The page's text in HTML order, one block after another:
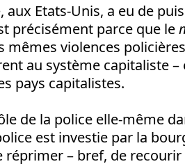
Etats-Unis, a eu de
précisément parce que le
mêmes violences
au système capitaliste
pays capitalistes.
de la police elle-même
est investie par la
– bref, de recourir